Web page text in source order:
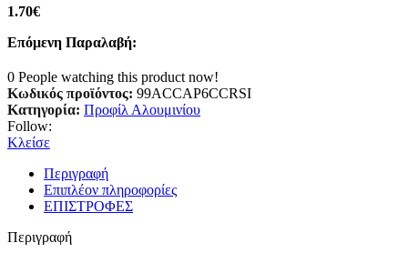
1.70€
Επόμενη Παραλαβή:
0 People watching this product now!
Κωδικός προϊόντος: 99ACCAP6CCRSI
Κατηγορία: Προφίλ Αλουμινίου
Follow:
Κλείσε
Περιγραφή
Επιπλέον πληροφορίες
ΕΠΙΣΤΡΟΦΕΣ
Περιγραφή